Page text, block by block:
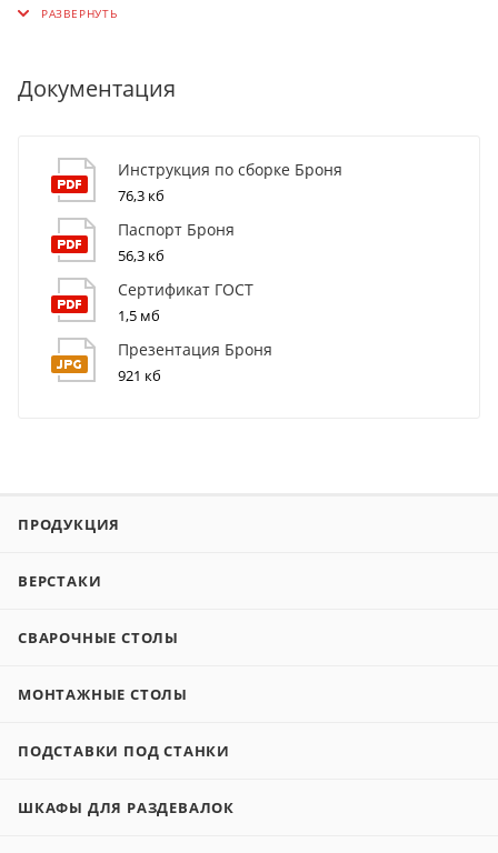
Документация
Инструкция по сборке Броня
76,3 кб
Паспорт Броня
56,3 кб
Сертификат ГОСТ
1,5 мб
Презентация Броня
921 кб
ПРОДУКЦИЯ
ВЕРСТАКИ
СВАРОЧНЫЕ СТОЛЫ
МОНТАЖНЫЕ СТОЛЫ
ПОДСТАВКИ ПОД СТАНКИ
ШКАФЫ ДЛЯ РАЗДЕВАЛОК